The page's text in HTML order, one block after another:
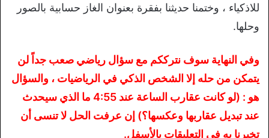
للاذكياء ، وختمنا حديثنا بفقرة بعنوان الغاز حسابية بالصور
وحلها.
وفي النهاية سوف نترككم مع سؤال رياضي صعب جداً لن
يتمكن من حله إلا الشخص الذكي في الرياضيات ، والسؤال
هو : (لو كانت عقارب الساعة عند 4:55 ما الذي سيحدث
عند تبديل عقاربها وعكسها؟) إن عرفت الحل لا تنسى أن
تخبرنا به في التعليقات بالأسفل.